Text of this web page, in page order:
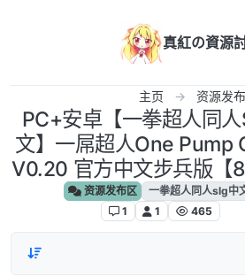
真紅の資源
主页 资源发
PC+安卓【一拳超人同
文】一屌超人One Pump
V0.20 官方中文步兵版【
资源发布区
一拳超人同人slg中
1
1 465